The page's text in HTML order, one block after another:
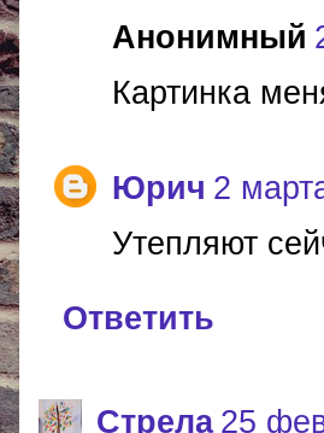
Анонимный
Картинка
Юрич 2
Утепляют
Ответить
Стрела 25